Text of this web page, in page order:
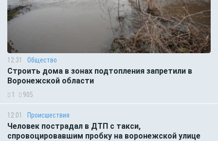
12:31 Общество
Строить дома в зонах подтопления запретили в
Воронежской области
1 905
12:01 Происшествия
Человек пострадал в ДТП с такси,
спровоцировавшим пробку на воронежской улице